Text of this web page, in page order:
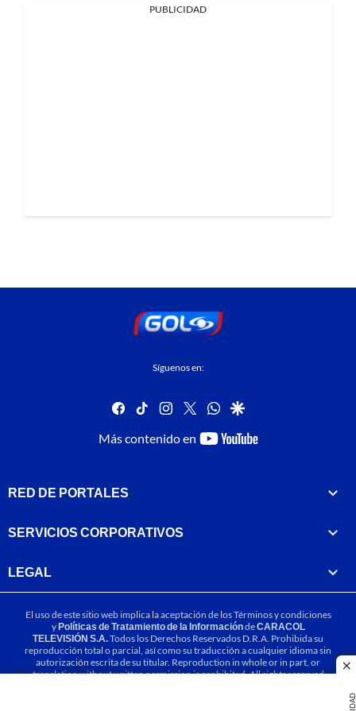
PUBLICIDAD
Síguenos en:
facebook
tiktok instagram
twitterwhatsapp
google
Más contenido en
youtube-
RED DE PORTALES
SERVICIOS CORPORATIVOS
LEGAL
El uso de este sitio web implica la aceptación de losTérminos y condiciones
yPolíticas de Tratamiento de la InformacióndeCARACOL
TELEVISIÓN S.A.Todos los Derechos Reservados D.R.A. Prohibida su
reproducción total o parcial, así como su traducción a cualquier idioma sin
autorización escrita de su titular. Reproduction in whole or in part, or
translation without written permission is prohibited. All rights reserved